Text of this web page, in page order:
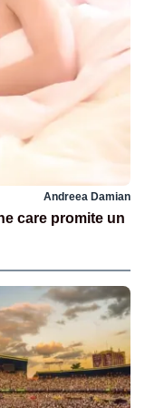
Andreea Damian
care promite un